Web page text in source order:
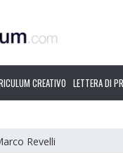
CREATIVO LETTERA DI
Revelli